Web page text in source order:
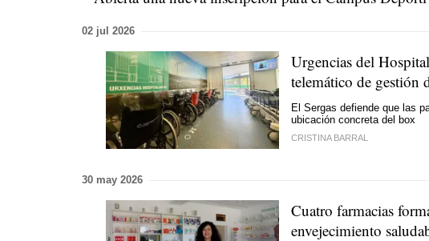
02 jul 2026
Urgencias del
telemático de gestión
El Sergas defiende que las
ubicación concreta del box
CRISTINA BARRAL
30 may 2026
Cuatro farmacias
envejecimiento